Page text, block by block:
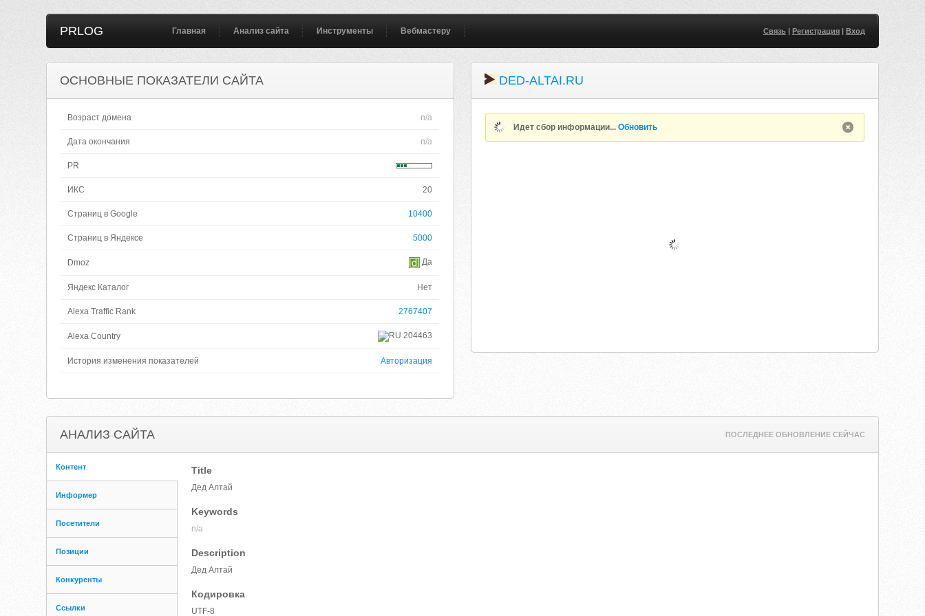
PRLOG Главная Анализ сайта Инструменты Вебмастеру Связь| Регистрация| Вход
ОСНОВНЫЕ ПОКАЗАТЕЛИ САЙТА
Возраст домена n/a
Дата окончания n/a
PR
ИКС 20
Страниц в Google 10400
Страниц в Яндексе 5000
Dmoz Да
Яндекс Каталог Нет
Alexa Traffic Rank 2767407
Alexa Country 204463
История изменения показателей Авторизация
DED-ALTAI.RU
Идет сбор информации...Обновить
АНАЛИЗ САЙТА ПОСЛЕДНЕЕ ОБНОВЛЕНИЕ СЕЙЧАС
Контент
Информер
Посетители
Позиции
Конкуренты
Ссылки
Title
Дед Алтай
Keywords
n/a
Description
Дед Алтай
Кодировка
UTF-8